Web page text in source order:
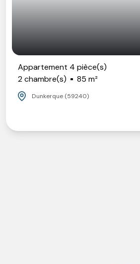
4 pièce(s)
chambre(s)
85 m²
Dunkerque (59240)